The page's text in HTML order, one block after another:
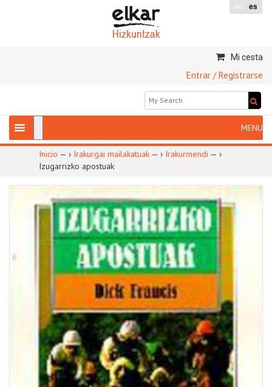
eu es
Mi cesta
Entrar / Registrarse
Inicio — › Irakurgai mailakatuak — › Irakurmendi — ›
Izugarrizko apostuak